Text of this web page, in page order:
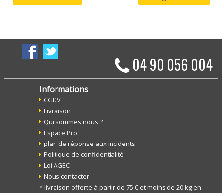
04 90 056 004
Informations
CGDV
Livraison
Qui sommes nous ?
Espace Pro
plan de réponse aux incidents
Politique de confidentialité
Loi AGEC
Nous contacter
* livraison offerte à partir de 75 € et moins de 20 kg en